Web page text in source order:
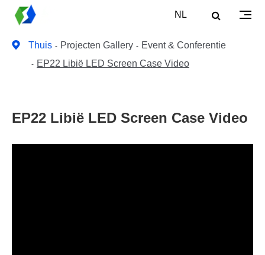
NL
Thuis Projecten Gallery
Event & Conferentie
EP22 Libië LED Screen Case Video
EP22 Libië LED Screen Case Video